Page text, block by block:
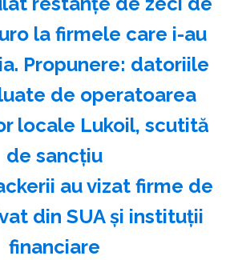
la firmele care i-au
Propunere: datoriile
de operatoarea
locale Lukoil, scutită
de sancțiu
au vizat firme de
din SUA şi instituţii
financiare